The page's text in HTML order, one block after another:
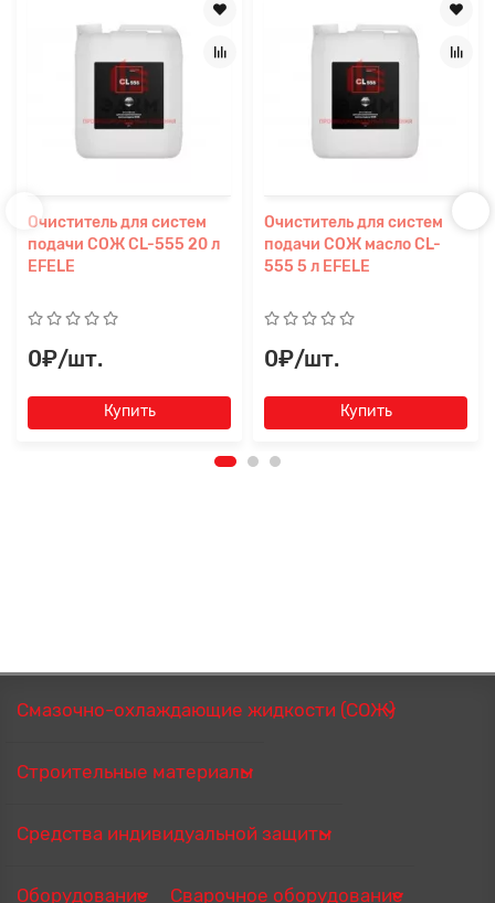
Очиститель для систем
подачи СОЖ CL-555 20 л
EFELE
0₽/шт.
Купить
Очиститель для систем
подачи СОЖ масло CL-
555 5 л EFELE
0₽/шт.
Купить
Смазочно-охлаждающие жидкости (СОЖ)
Строительные материалы
Средства индивидуальной защиты
Оборудование Сварочное оборудование